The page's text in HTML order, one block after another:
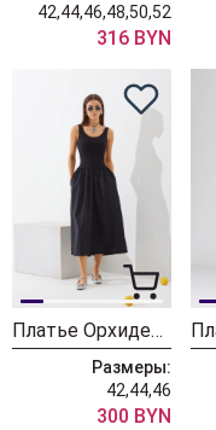
42,44,46,48,50,52
316 BYN
Платье ОрхидеяЛюкс 1427
Размеры:
42,44,46
300 BYN